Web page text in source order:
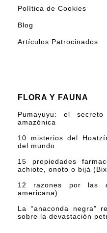
Política de Cookies
Blog
Artículos Patrocinados
FLORA Y FAUNA
Pumayuyu: el
amazónica
10 misterios del
del mundo
15 propiedades
achiote, onoto o bijá
12 razones por las
americana)
La “anaconda negra”
sobre la devastación